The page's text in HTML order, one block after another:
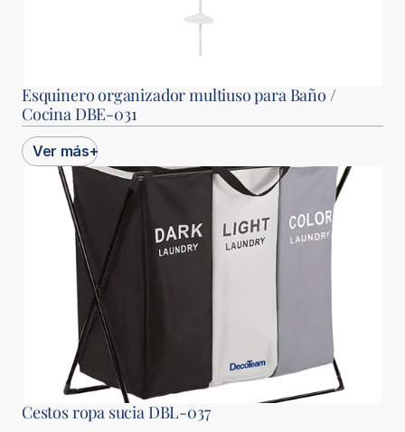
Esquinero organizador multiuso para Baño /
Cocina DBE-031
Ver más+
Cestos ropa sucia DBL-037